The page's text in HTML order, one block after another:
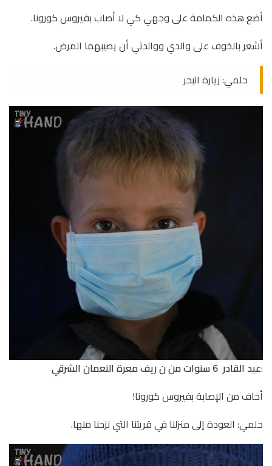
أضع هذه الكمامة على وجهي كي لا أصاب بفيروس كورونا.
أشعر بالخوف على والدي ووالدتي أن يصيبهما المرض.
حلمي: زيارة البحر
:عبد القادر 6 سنوات من ن ريف معرة النعمان الشرقي
أخاف من الإصابة بفيروس كورونا!
حلمي: العودة إلى منزلنا في قريتنا التي نزحنا منها.